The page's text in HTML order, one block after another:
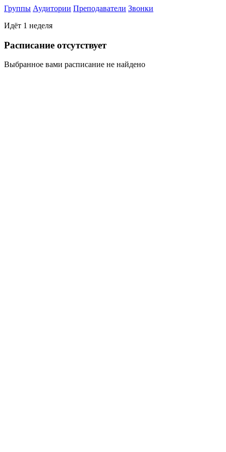
Группы Аудитории Преподаватели Звонки
Идёт 1 неделя
Раcписание отсутствует
Выбранное вами расписание не найдено